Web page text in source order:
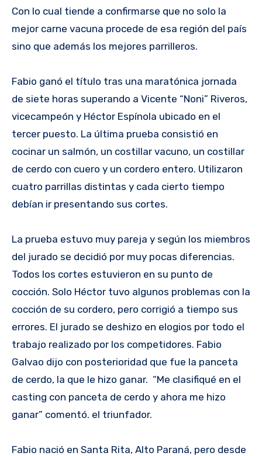
Con lo cual tiende a confirmarse que no solo la
mejor carne vacuna procede de esa región del país
sino que además los mejores parrilleros.
Fabio ganó el título tras una maratónica jornada
de siete horas superando a Vicente “Noni” Riveros,
vicecampeón y Héctor Espínola ubicado en el
tercer puesto. La última prueba consistió en
cocinar un salmón, un costillar vacuno, un costillar
de cerdo con cuero y un cordero entero. Utilizaron
cuatro parrillas distintas y cada cierto tiempo
debían ir presentando sus cortes.
La prueba estuvo muy pareja y según los miembros
del jurado se decidió por muy pocas diferencias.
Todos los cortes estuvieron en su punto de
cocción. Solo Héctor tuvo algunos problemas con la
cocción de su cordero, pero corrigió a tiempo sus
errores. El jurado se deshizo en elogios por todo el
trabajo realizado por los competidores. Fabio
Galvao dijo con posterioridad que fue la panceta
de cerdo, la que le hizo ganar. “Me clasifiqué en el
casting con panceta de cerdo y ahora me hizo
ganar” comentó. el triunfador.
Fabio nació en Santa Rita, Alto Paraná, pero desde